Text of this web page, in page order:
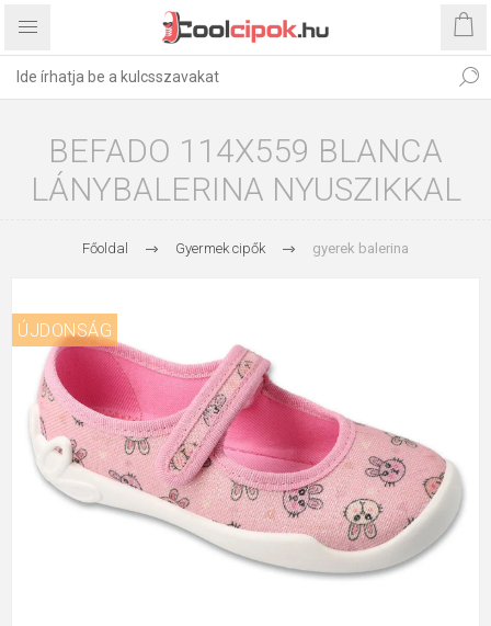
BEFADO 114X559 BLANCA
LÁNYBALERINA NYUSZIKKAL
Főoldal Gyermek cipők gyerek balerina
ÚJDONSÁG